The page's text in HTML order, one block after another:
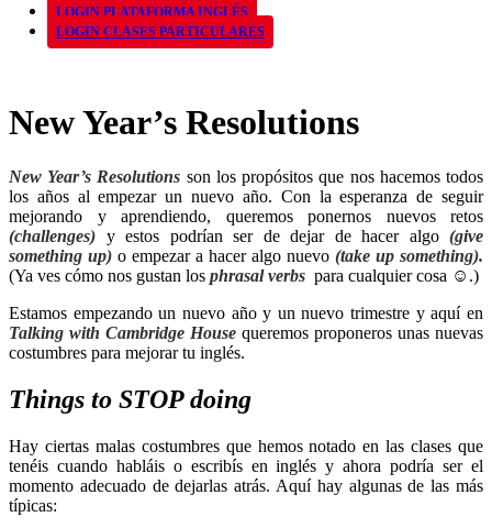
LOGIN PLATAFORMA INGLÉS
LOGIN CLASES PARTICULARES
New Year’s Resolutions
New Year’s Resolutions son los propósitos que nos hacemos todos
los años al empezar un nuevo año. Con la esperanza de seguir
mejorando y aprendiendo, queremos ponernos nuevos retos
(challenges) y estos podrían ser de dejar de hacer algo (give
something up) o empezar a hacer algo nuevo (take up something).
(Ya ves cómo nos gustan los phrasal verbs para cualquier cosa ☺.)
Estamos empezando un nuevo año y un nuevo trimestre y aquí en
Talking with Cambridge House queremos proponeros unas nuevas
costumbres para mejorar tu inglés.
Things to STOP doing
Hay ciertas malas costumbres que hemos notado en las clases que
tenéis cuando habláis o escribís en inglés y ahora podría ser el
momento adecuado de dejarlas atrás. Aquí hay algunas de las más
típicas: